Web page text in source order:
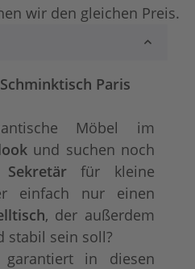
shabby chic /
Konfigurator
+ 35,00 €
wir den gleichen Preis.
Paris
Möbel im
und suchen noch
Sekretärfür kleine
einfach nur einen
, der außerdem
stabil sein soll?
in diesen